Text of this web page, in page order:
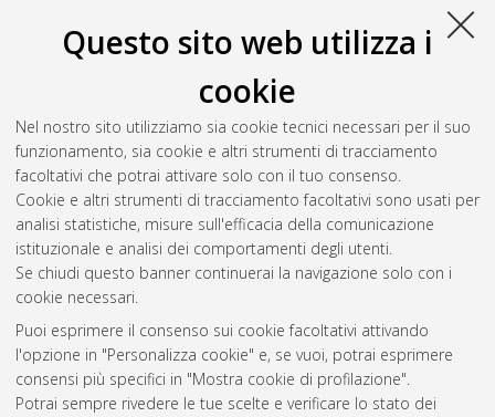
Questo sito web utilizza i
cookie
Nel nostro sito utilizziamo sia cookie tecnici necessari per il suo
funzionamento, sia cookie e altri strumenti di tracciamento
facoltativi che potrai attivare solo con il tuo consenso.
Cookie e altri strumenti di tracciamento facoltativi sono usati per
analisi statistiche, misure sull'efficacia della comunicazione
istituzionale e analisi dei comportamenti degli utenti.
Se chiudi questo banner continuerai la navigazione solo con i
cookie necessari.
Puoi esprimere il consenso sui cookie facoltativi attivando
l'opzione in "Personalizza cookie" e, se vuoi, potrai esprimere
consensi più specifici in "Mostra cookie di profilazione".
Potrai sempre rivedere le tue scelte e verificare lo stato dei
processes on water mass formation and upwelling in the
Mediterranean sea. [Laurea magistrale], Università di Bologna,
Corso di Studio inFisica del sistema terra [LM-DM270]
Questa lista e' stata generata ilThu Aug 6 07:17:45 2026
CEST
Atom
Rss 1.0
Rss 2.0